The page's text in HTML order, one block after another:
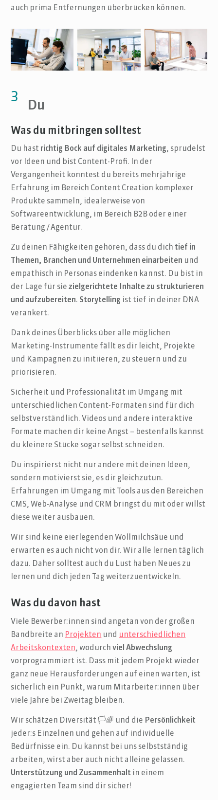
auch prima Entfernungen überbrücken können.
3
Du
Was du mitbringen solltest
Du hast richtig Bock auf digitales Marketing, sprudelst
vor Ideen und bist Content-Profi. In der
Vergangenheit konntest du bereits mehrjährige
Erfahrung im Bereich Content Creation komplexer
Produkte sammeln, idealerweise von
Softwareentwicklung, im Bereich B2B oder einer
Beratung / Agentur.
Zu deinen Fähigkeiten gehören, dass du dich tief in
Themen, Branchen und Unternehmen einarbeiten und
empathisch in Personas eindenken kannst. Du bist in
der Lage für siezielgerichtete Inhalte zu strukturieren
und aufzubereiten. Storytelling ist tief in deiner DNA
verankert.
Dank deines Überblicks über alle möglichen
Marketing-Instrumente fällt es dir leicht, Projekte
und Kampagnen zu initiieren, zu steuern und zu
priorisieren.
Sicherheit und Professionalität im Umgang mit
unterschiedlichen Content-Formaten sind für dich
selbstverständlich. Videos und andere interaktive
Formate machen dir keine Angst – bestenfalls kannst
du kleinere Stücke sogar selbst schneiden.
Du inspirierst nicht nur andere mit deinen Ideen,
sondern motivierst sie, es dir gleichzutun.
Erfahrungen im Umgang mit Tools aus den Bereichen
CMS, Web-Analyse und CRM bringst du mit oder willst
diese weiter ausbauen.
Wir sind keine eierlegenden Wollmilchsäue und
erwarten es auch nicht von dir. Wir alle lernen täglich
dazu. Daher solltest auch du Lust haben Neues zu
lernen und dich jeden Tag weiterzuentwickeln.
Was du davon hast
Viele Bewerber:innen sind angetan von der großen
Bandbreite an Projekten und unterschiedlichen
Arbeitskontexten, wodurch viel Abwechslung
vorprogrammiert ist. Dass mit jedem Projekt wieder
ganz neue Herausforderungen auf einen warten, ist
sicherlich ein Punkt, warum Mitarbeiter:innen über
viele Jahre bei Zweitag bleiben.
Wir schätzen Diversität 🏳️🌈 und die Persönlichkeit
jeder:s Einzelnen und gehen auf individuelle
Bedürfnisse ein. Du kannst bei uns selbstständig
arbeiten, wirst aber auch nicht alleine gelassen.
Unterstützung und Zusammenhalt in einem
engagierten Team sind dir sicher!